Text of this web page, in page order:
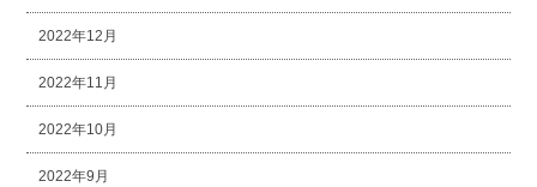
2022年12月
2022年11月
2022年10月
2022年9月